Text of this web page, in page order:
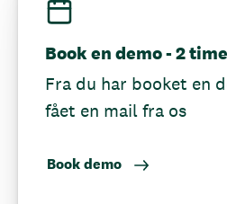
Book en demo - 2
Fra du har booket en
fået en mail fra os
Book demo